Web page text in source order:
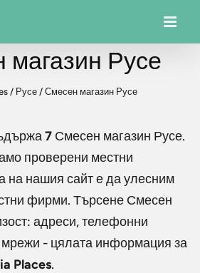
Русе
/ Русе/ Смесен магазин Русе
7 Смесен магазин Русе.
проверени местни
на нашия сайт е да улесним
фирми. Търсене Смесен
адреси, телефонни
- цялата информация за
Places.